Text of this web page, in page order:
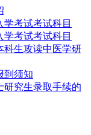
学考试考试科目
学考试考试科目
科生攻读中医学研
到须知
研究生录取手续的